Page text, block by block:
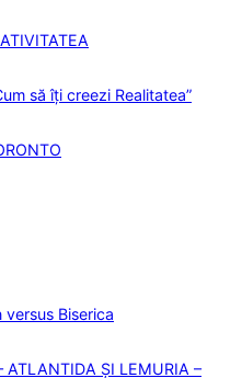
să îţi creezi Realitatea”
Biserica
ATLANTIDA ȘI LEMURIA –